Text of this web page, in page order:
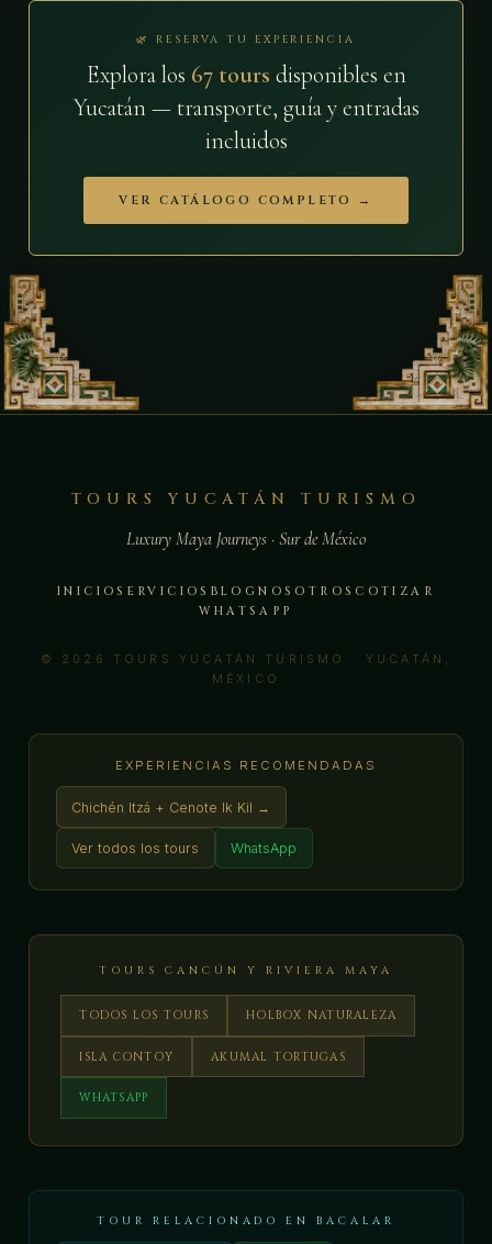
🌿 RESERVA TU EXPERIENCIA
Explora los 67 tours disponibles en
Yucatán — transporte, guía y entradas
incluidos
VER CATÁLOGO COMPLETO →
TOURS YUCATÁN TURISMO
Luxury Maya Journeys · Sur de México
INICIOSERVICIOS BLOGNOSOTROS COTIZAR
WHATSAPP
© 2026 TOURS YUCATÁN TURISMO · YUCATÁN,
MÉXICO
EXPERIENCIAS RECOMENDADAS
Chichén Itzá + Cenote Ik Kil →
Ver todos los tours WhatsApp
TOURS CANCÚN Y RIVIERA MAYA
TODOS LOS TOURS HOLBOX NATURALEZA
ISLA CONTOY AKUMAL TORTUGAS
WHATSAPP
TOUR RELACIONADO EN BACALAR